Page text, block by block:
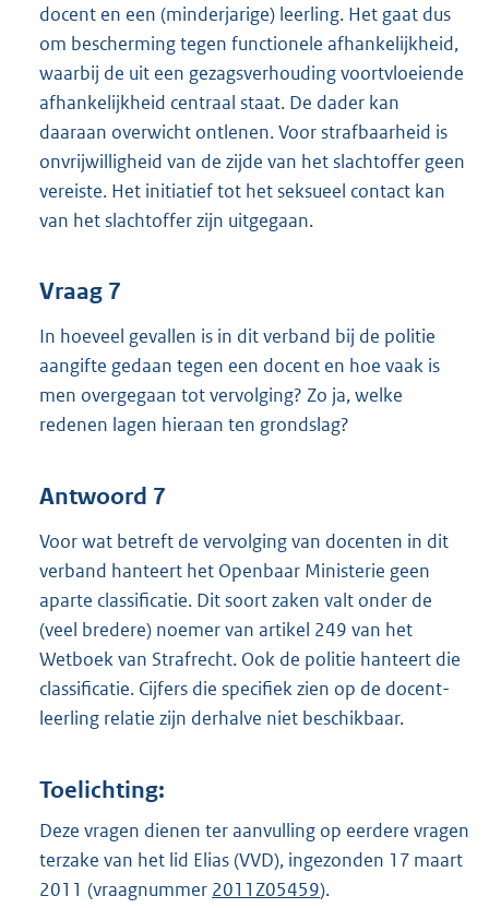
docent en een (minderjarige) leerling. Het gaat dus
om bescherming tegen functionele afhankelijkheid,
waarbij de uit een gezagsverhouding voortvloeiende
afhankelijkheid centraal staat. De dader kan
daaraan overwicht ontlenen. Voor strafbaarheid is
onvrijwilligheid van de zijde van het slachtoffer geen
vereiste. Het initiatief tot het seksueel contact kan
van het slachtoffer zijn uitgegaan.
Vraag 7
In hoeveel gevallen is in dit verband bij de politie
aangifte gedaan tegen een docent en hoe vaak is
men overgegaan tot vervolging? Zo ja, welke
redenen lagen hieraan ten grondslag?
Antwoord 7
Voor wat betreft de vervolging van docenten in dit
verband hanteert het Openbaar Ministerie geen
aparte classificatie. Dit soort zaken valt onder de
(veel bredere) noemer van artikel 249 van het
Wetboek van Strafrecht. Ook de politie hanteert die
classificatie. Cijfers die specifiek zien op de docent-
leerling relatie zijn derhalve niet beschikbaar.
Toelichting:
Deze vragen dienen ter aanvulling op eerdere vragen
terzake van het lid Elias (VVD), ingezonden 17 maart
2011 (vraagnummer 2011Z05459).